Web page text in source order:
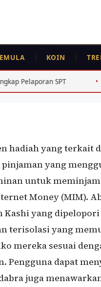
KOIN
15 Saham Dividen
hadiah yang terkait
yang
untuk
Money (MIM).
yang dipelopori
terisolasi yang
mereka sesuai
Pengguna dapat
juga